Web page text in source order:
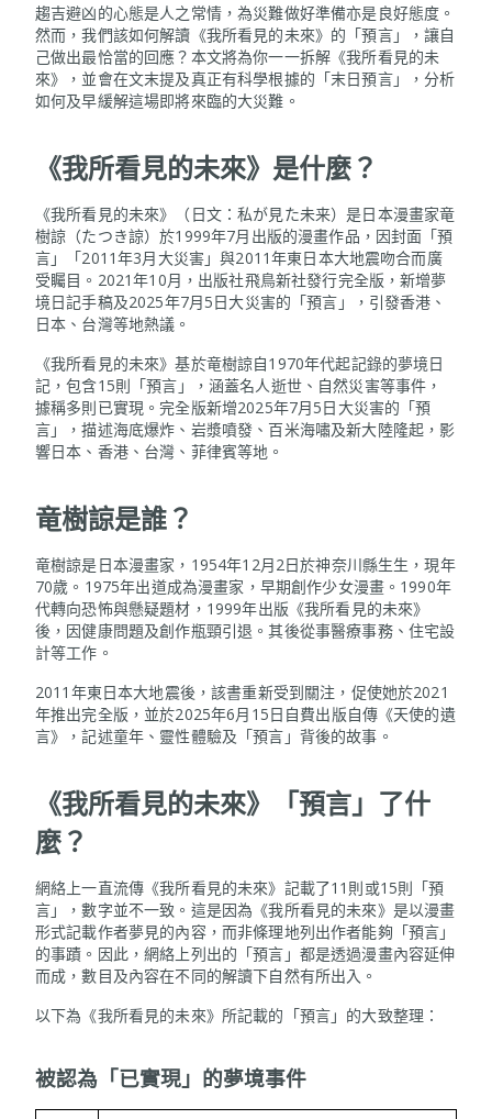
趨吉避凶的心態是人之常情，為災難做好準備亦是良好態度。
然而，我們該如何解讀《我所看見的未來》的「預言」，讓自
己做出最恰當的回應？本文將為你一一拆解《我所看見的未
來》，並會在文末提及真正有科學根據的「末日預言」，分析
如何及早緩解這場即將來臨的大災難。
《我所看見的未來》是什麼？
《我所看見的未來》（日文：私が見た未来）是日本漫畫家竜
樹諒（たつき諒）於1999年7月出版的漫畫作品，因封面「預
言」「2011年3月大災害」與2011年東日本大地震吻合而廣
受矚目。2021年10月，出版社飛鳥新社發行完全版，新增夢
境日記手稿及2025年7月5日大災害的「預言」，引發香港、
日本、台灣等地熱議。
《我所看見的未來》基於竜樹諒自1970年代起記錄的夢境日
記，包含15則「預言」，涵蓋名人逝世、自然災害等事件，
據稱多則已實現。完全版新增2025年7月5日大災害的「預
言」，描述海底爆炸、岩漿噴發、百米海嘯及新大陸隆起，影
響日本、香港、台灣、菲律賓等地。
竜樹諒是誰？
竜樹諒是日本漫畫家，1954年12月2日於神奈川縣生生，現年
70歲。1975年出道成為漫畫家，早期創作少女漫畫。1990年
代轉向恐怖與懸疑題材，1999年出版《我所看見的未來》
後，因健康問題及創作瓶頸引退。其後從事醫療事務、住宅設
計等工作。
2011年東日本大地震後，該書重新受到關注，促使她於2021
年推出完全版，並於2025年6月15日自費出版自傳《天使的遺
言》，記述童年、靈性體驗及「預言」背後的故事。
《我所看見的未來》「預言」了什
麼？
網絡上一直流傳《我所看見的未來》記載了11則或15則「預
言」，數字並不一致。這是因為《我所看見的未來》是以漫畫
形式記載作者夢見的內容，而非條理地列出作者能夠「預言」
的事蹟。因此，網絡上列出的「預言」都是透過漫畫內容延伸
而成，數目及內容在不同的解讀下自然有所出入。
以下為《我所看見的未來》所記載的「預言」的大致整理：
被認為「已實現」的夢境事件